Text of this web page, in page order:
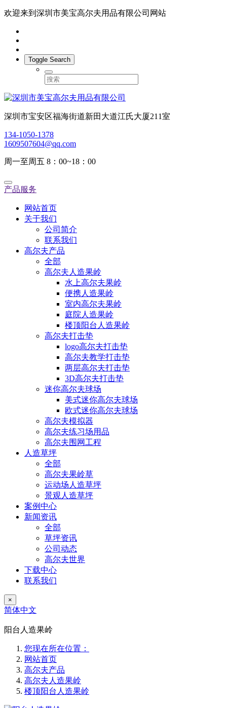
欢迎来到深圳市美宝高尔夫用品有限公司网站
Toggle Search
深圳市宝安区福海街道新田大道江氏大厦211室
134-1050-1378
1609507604@qq.com
周一至周五 8：00~18：00
产品服务
网站首页
关于我们
公司简介
联系我们
高尔夫产品
全部
高尔夫人造果岭
水上高尔夫果岭
便携人造果岭
室内高尔夫果岭
庭院人造果岭
楼顶阳台人造果岭
高尔夫打击垫
logo高尔夫打击垫
高尔夫教学打击垫
两层高尔夫打击垫
3D高尔夫打击垫
迷你高尔夫球场
美式迷你高尔夫球场
欧式迷你高尔夫球场
高尔夫模拟器
高尔夫练习场用品
高尔夫围网工程
人造草坪
全部
高尔夫果岭草
运动场人造草坪
景观人造草坪
案例中心
新闻资讯
全部
草坪资讯
公司动态
高尔夫世界
下载中心
联系我们
×
简体中文
阳台人造果岭
您现在所在位置：
网站首页
高尔夫产品
高尔夫人造果岭
楼顶阳台人造果岭